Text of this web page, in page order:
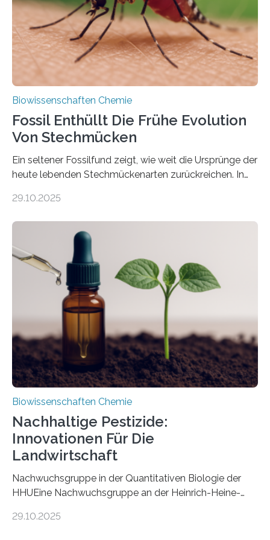
dieser Gruppe bilden aus Zellfäden dichte Geflechte
mit scheibenförmiger Gestalt. Was auffällig ist: Die
nächsten…
Biowissenschaften Chemie
Fossil Enthüllt Die Frühe Evolution
Von Stechmücken
Ein seltener Fossilfund zeigt, wie weit die Ursprünge der
heute lebenden Stechmückenarten zurückreichen. In
Forschende die bisher älteste bekannte Stechmücken-
Region Kachin in Myanmar und hat sich in
ausgezeichnetem Zustand erhalten. Es konnte als neue
Art einer neuen Gattung beschrieben werden und trägt
nun den Namen Cretosabethes primaevus. Dieser erste
fossile Nachweis einer Stechmückenlarve in Bernstein
stellt gleichzeitig den ersten Fossilfund einer
Mückenlarve aus dem Mesozoikum dar, denn…
29.10.2025
Biowissenschaften Chemie
Nachhaltige Pestizide:
Innovationen Für Die
Landwirtschaft
Nachwuchsgruppe in der Quantitativen Biologie der
HHUEine Nachwuchsgruppe an der Heinrich-Heine-
fünf Jahren erforschen, wie Bakterien auf
29.10.2025